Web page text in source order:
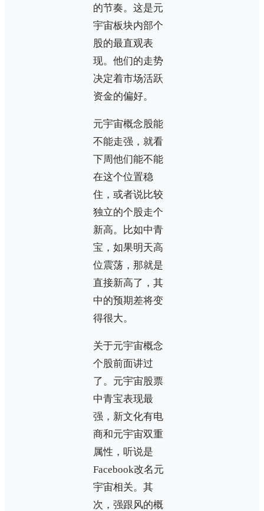
的节奏。这是元
宇宙板块内部个
股的最直观表
现。他们的走势
决定着市场活跃
资金的偏好。
元宇宙概念股能
不能走强，就看
下周他们能不能
在这个位置稳
住，或者说比较
独立的个股走个
新高。比如中青
宝，如果明天高
位震荡，那就是
直接新高了，其
中的预期差将变
得很大。
关于元宇宙概念
个股前面讲过
了。元宇宙股票
中青宝表现最
强，新文化有电
商和元宇宙双重
属性，听说是
Facebook改名元
宇宙相关。其
次，强跟风的概